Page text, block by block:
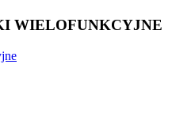
WIELOFUNKCYJNE